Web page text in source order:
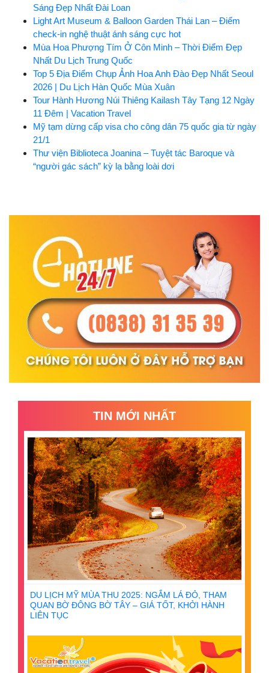
Sáng Đẹp Nhất Đài Loan
Light Art Museum & Balloon Garden Thái Lan – Điểm
check-in nghệ thuật ánh sáng cực hot
Mùa Hoa Phượng Tím Ở Côn Minh – Thời Điểm Đẹp
Nhất Du Lịch Trung Quốc
Top 5 Địa Điểm Chụp Ảnh Hoa Anh Đào Đẹp Nhất Seoul
2026 | Du Lịch Hàn Quốc Mùa Xuân
Tour Hành Hương Núi Thiêng Kailash Tây Tạng 12 Ngày
11 Đêm | Vacation Travel
Mỹ tạm dừng cấp visa cho công dân 75 quốc gia từ ngày
21/1
Thư viện Biblioteca Joanina – Tuyệt tác Baroque và
“người gác sách” kỳ lạ bằng loài dơi
TIN MỚI NHẤT
DU LỊCH MỸ MÙA THU 2025: NGẮM LÁ ĐỎ, THAM
QUAN BỜ ĐÔNG BỜ TÂY – GIÁ TỐT, KHỞI HÀNH
LIÊN TỤC